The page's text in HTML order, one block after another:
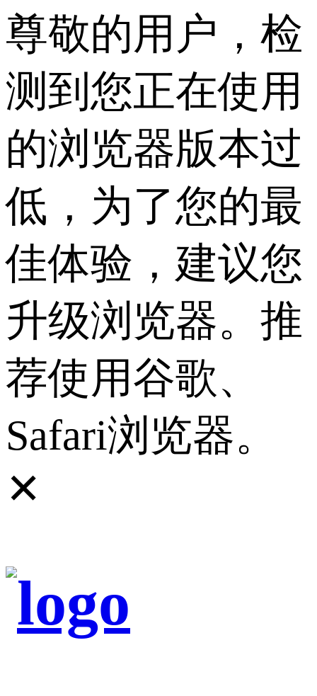
尊敬的用户，检
测到您正在使用
的浏览器版本过
低，为了您的最
佳体验，建议您
升级浏览器。推
荐使用谷歌、
Safari浏览器。
✕